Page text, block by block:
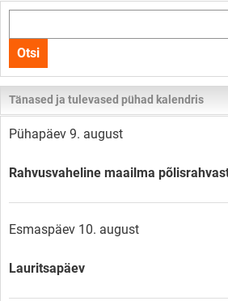
kogu
lehelt
Otsi
Tänased ja tulevased pühad kalendris
Pühapäev 9. august
Rahvusvaheline maailma
Esmaspäev 10. august
Lauritsapäev